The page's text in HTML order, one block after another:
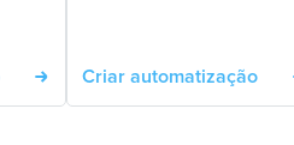
Criar automatização